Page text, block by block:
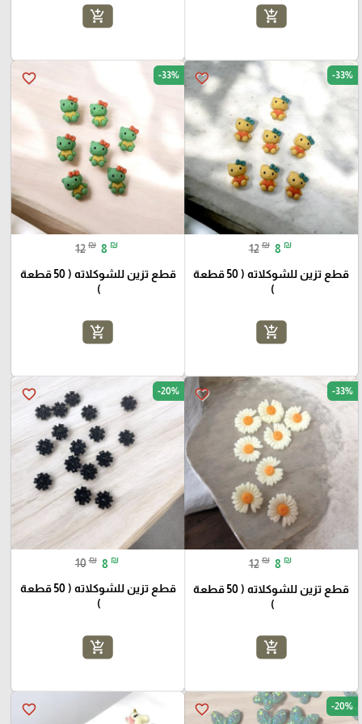
add_shopping_cart
add_shopping_cart
favorite_border -33%
12 ₪ 8 ₪
قطع تزين للشوكلاته ( 50 قطعة
)
add_shopping_cart
favorite_border -33%
12 ₪ 8 ₪
قطع تزين للشوكلاته ( 50 قطعة
)
add_shopping_cart
favorite_border -33%
12 ₪ 8 ₪
قطع تزين للشوكلاته ( 50 قطعة
)
add_shopping_cart
favorite_border -20%
10 ₪ 8 ₪
قطع تزين للشوكلاته ( 50 قطعة
)
add_shopping_cart
favorite_border -20%
favorite_border